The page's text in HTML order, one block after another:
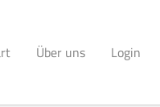
Über uns Login